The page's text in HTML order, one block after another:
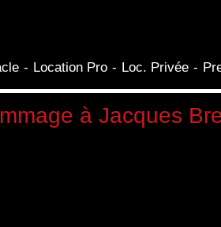
Location Pro Loc. Privée
à Jacques